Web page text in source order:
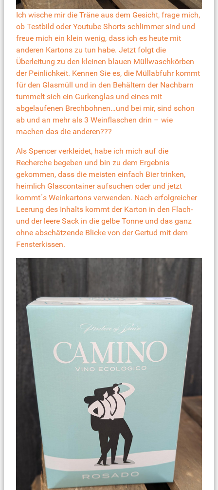
Ich wische mir die Träne aus dem Gesicht, frage mich,
ob Testbild oder Youtube Shorts schlimmer sind und
freue mich ein klein wenig, dass ich es heute mit
anderen Kartons zu tun habe. Jetzt folgt die
Überleitung zu den kleinen blauen Müllwaschkörben
der Peinlichkeit. Kennen Sie es, die Müllabfuhr kommt
für den Glasmüll und in den Behältern der Nachbarn
tummelt sich ein Gurkenglas und eines mit
abgelaufenen Brechbohnen…und bei mir, sind schon
ab und an mehr als 3 Weinflaschen drin – wie
machen das die anderen???
Als Spencer verkleidet, habe ich mich auf die
Recherche begeben und bin zu dem Ergebnis
gekommen, dass die meisten einfach Bier trinken,
heimlich Glascontainer aufsuchen oder und jetzt
kommt´s Weinkartons verwenden. Nach erfolgreicher
Leerung des Inhalts kommt der Karton in den Flach-
und der leere Sack in die gelbe Tonne und das ganz
ohne abschätzende Blicke von der Gertud mit dem
Fensterkissen.